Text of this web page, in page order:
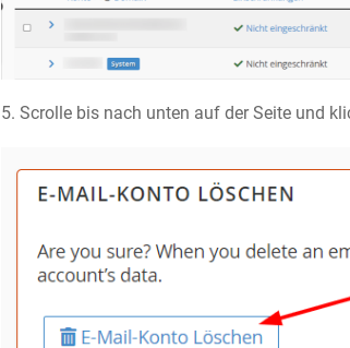
5. Scrolle bis nach unten auf der Seite und